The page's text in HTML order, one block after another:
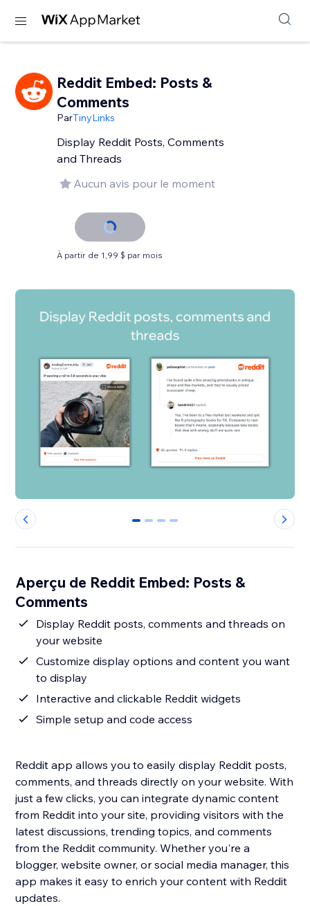
Reddit Embed: Posts &
Comments
ParTinyLinks
Display Reddit Posts, Comments
and Threads
Aucun avis pour le moment
À partir de 1,99 $ par mois
0 1 2 3
Aperçu de Reddit Embed: Posts &
Comments
Display Reddit posts, comments and threads on
your website
Customize display options and content you want
to display
Interactive and clickable Reddit widgets
Simple setup and code access
Reddit app allows you to easily display Reddit posts,
comments, and threads directly on your website. With
just a few clicks, you can integrate dynamic content
from Reddit into your site, providing visitors with the
latest discussions, trending topics, and comments
from the Reddit community. Whether you're a
blogger, website owner, or social media manager, this
app makes it easy to enrich your content with Reddit
updates.